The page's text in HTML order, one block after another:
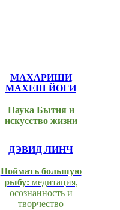
МАХАРИШИ
МАХЕШ ЙОГИ
Наука Бытия и
искусство жизни
ДЭВИД ЛИНЧ
Поймать большую
рыбу: медитация,
осознанность и
творчество